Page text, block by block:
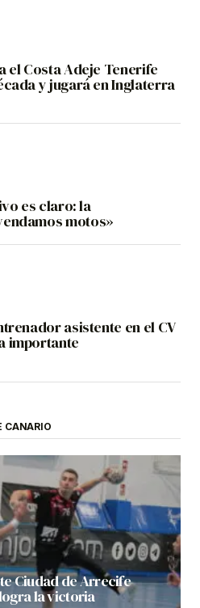
el Costa Adeje Tenerife
y jugará en Inglaterra
es claro: la
motos»
asistente en el CV
importante
CANARIO
Ciudad de Arrecife
la victoria